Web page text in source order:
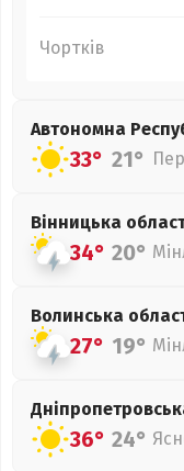
Чортків
Автономна
33° 21°
Вінницька
34° 20°
Волинська
27° 19°
36° 24°